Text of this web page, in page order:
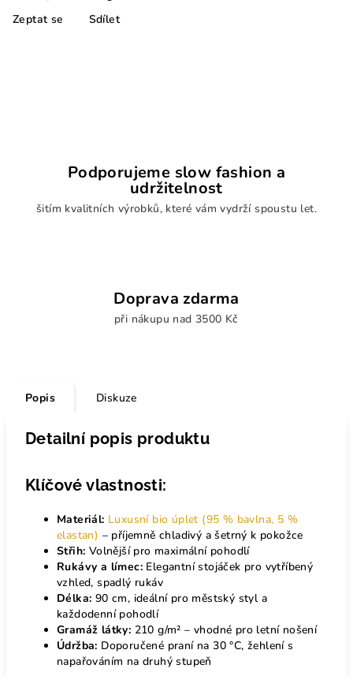
Zeptat se Sdílet
Podporujeme slow fashion a
udržitelnost
šitím kvalitních výrobků, které vám vydrží spoustu let.
Doprava zdarma
při nákupu nad 3500 Kč
Popis Diskuze
Detailní popis produktu
Klíčové vlastnosti:
Materiál: Luxusní bio úplet (95 % bavlna, 5 %
elastan) – příjemně chladivý a šetrný k pokožce
Střih: Volnější pro maximální pohodlí
Rukávy a límec: Elegantní stojáček pro vytříbený
vzhled, spadlý rukáv
Délka: 90 cm, ideální pro městský styl a
každodenní pohodlí
Gramáž látky: 210 g/m² – vhodné pro letní nošení
Údržba: Doporučené praní na 30 °C, žehlení s
napařováním na druhý stupeň